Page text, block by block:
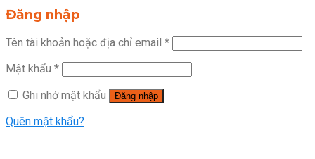
Đăng nhập
Tên tài khoản hoặc địa chỉ email *
Mật khẩu *
Ghi nhớ mật khẩu
Đăng nhập
Quên mật khẩu?